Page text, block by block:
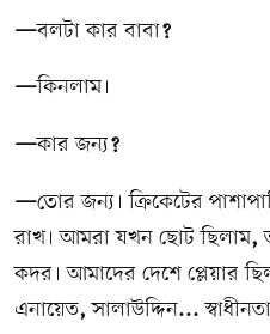
—বলটা কার বাবা?
—কিনলাম।
—কার জন্য?
—তোর জন্য। ক্রিকেটের
রাখ। আমরা যখন ছোট ছিলাম,
কদর। আমাদের দেশে প্লেয়ার
এনায়েত,সালাউদ্দিন...